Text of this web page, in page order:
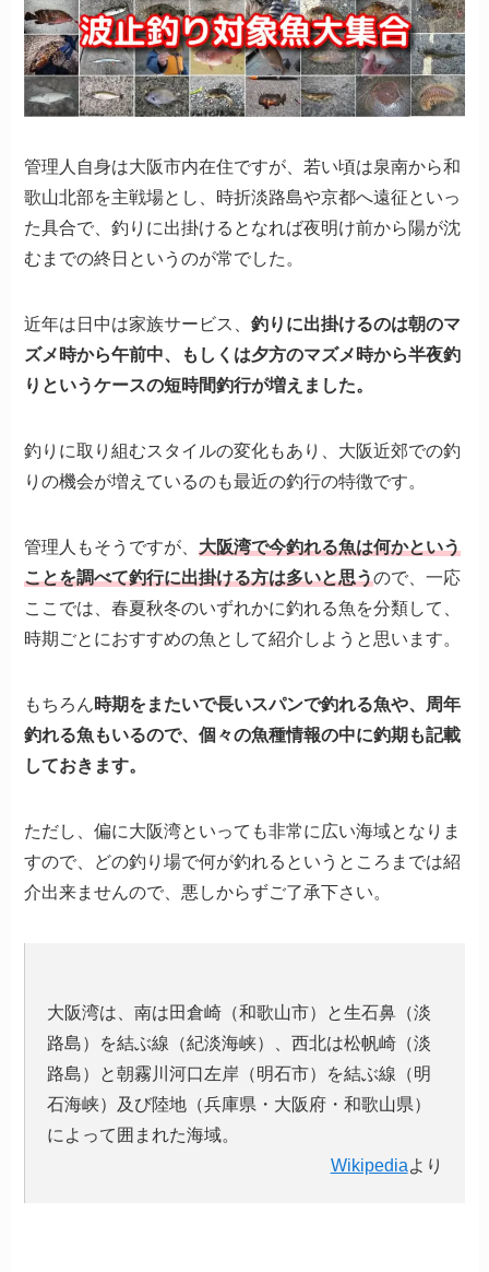
管理人自身は大阪市内在住ですが、若い頃は泉南から和
歌山北部を主戦場とし、時折淡路島や京都へ遠征といっ
た具合で、釣りに出掛けるとなれば夜明け前から陽が沈
むまでの終日というのが常でした。
近年は日中は家族サービス、釣りに出掛けるのは朝のマ
ズメ時から午前中、もしくは夕方のマズメ時から半夜釣
りというケースの短時間釣行が増えました。
釣りに取り組むスタイルの変化もあり、大阪近郊での釣
りの機会が増えているのも最近の釣行の特徴です。
管理人もそうですが、大阪湾で今釣れる魚は何かという
ことを調べて釣行に出掛ける方は多いと思うので、一応
ここでは、春夏秋冬のいずれかに釣れる魚を分類して、
時期ごとにおすすめの魚として紹介しようと思います。
もちろん時期をまたいで長いスパンで釣れる魚や、周年
釣れる魚もいるので、個々の魚種情報の中に釣期も記載
しておきます。
ただし、偏に大阪湾といっても非常に広い海域となりま
すので、どの釣り場で何が釣れるというところまでは紹
介出来ませんので、悪しからずご了承下さい。
大阪湾は、南は田倉崎（和歌山市）と生石鼻（淡
路島）を結ぶ線（紀淡海峡）、西北は松帆崎（淡
路島）と朝霧川河口左岸（明石市）を結ぶ線（明
石海峡）及び陸地（兵庫県・大阪府・和歌山県）
によって囲まれた海域。
Wikipediaより